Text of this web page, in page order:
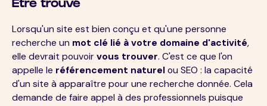
Être trouvé
Lorsqu'un site est bien conçu et qu'une personne
recherche un mot clé lié à votre domaine d'activité,
elle devrait pouvoir vous trouver. C'est ce que l'on
appelle le référencement naturelou SEO : la capacité
d'un site à apparaître pour une recherche donnée. Cela
demande de faire appel à des professionnels puisque